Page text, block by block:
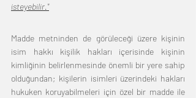
isteyebilir."
Madde metninden de görüleceği üzere kişinin
isim hakkı kişilik hakları içerisinde kişinin
kimliğinin belirlenmesinde önemli bir yere sahip
olduğundan; kişilerin isimleri üzerindeki hakları
hukuken koruyabilmeleri için özel bir madde ile